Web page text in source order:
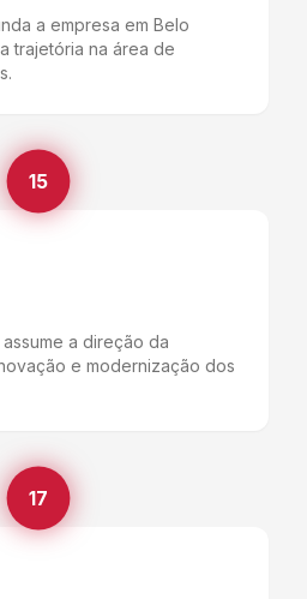
a empresa em Belo
trajetória na área de
15
a direção da
e modernização dos
17